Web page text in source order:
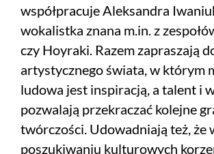
współpracuje Aleksandra
wokalistka znana m.in. z
czy Hoyraki. Razem zapraszają
artystycznego świata, w którym
ludowa jest inspiracją, a talent i
pozwalają przekraczać kolejne
twórczości. Udowadniają też, że
poszukiwaniu kulturowych